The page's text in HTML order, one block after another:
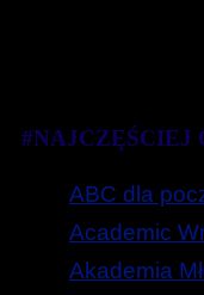
#NAJCZĘŚCIEJ
ABC dla
Academic
Akademia